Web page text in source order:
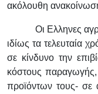
ακόλουθη
Οι Ελληνες
ιδίως τα τελευταία
σε κίνδυνο την
κόστους
προϊόντων τους- σε